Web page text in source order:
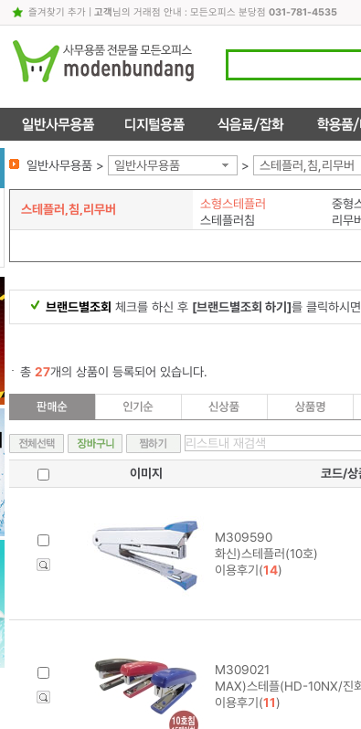
즐겨찾기 추가| 고객님의 거래점 안내 : 모든오피스 분당점 031-781-4535
일반사무용품 > 일반사무용품 > 스테플러,침,리무버
스테플러,침,리무버 소형스테플러 중형
스테플러침
리무
브랜드별조회 체크를 하신 후 [브랜드별조회 하기]를 클릭하시
총 27개의 상품이 등록되어 있습니다.
이미지
코드/상
M309590
화신)스테플러(10호)
이용후기(14)
M309021
MAX)스테플(HD-10NX/진
이용후기(11)